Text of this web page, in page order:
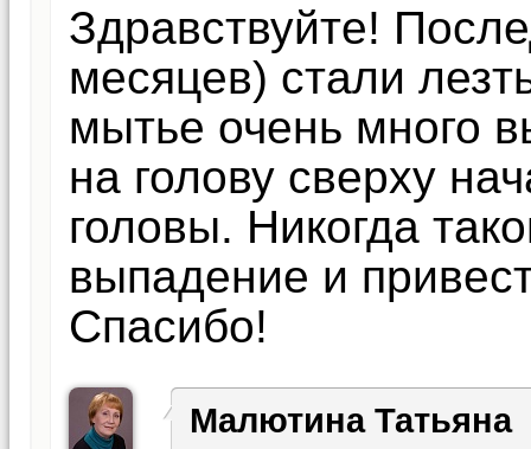
Здравствуйте!
месяцев) стали
мытье очень много
на голову сверху
головы. Никогда
выпадение и
Спасибо!
Малютина Татьяна